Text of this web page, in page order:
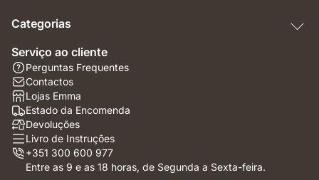
Categorias
Serviço ao cliente
Perguntas Frequentes
Contactos
Lojas Emma
Estado da Encomenda
Devoluções
Livro de Instruções
+351 300 600 977
Entre as 9 e as 18 horas, de Segunda a Sexta-feira.